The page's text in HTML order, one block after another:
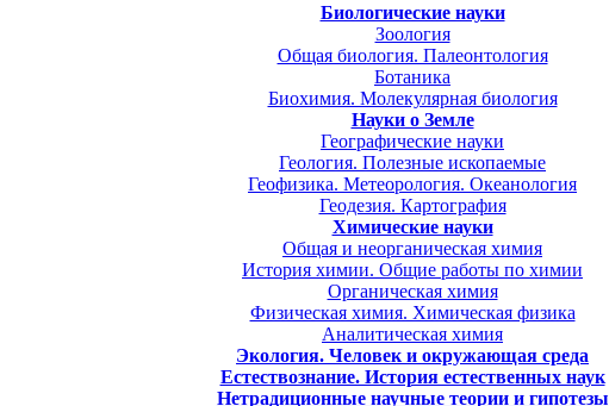
Биологические науки
Зоология
Общая биология. Палеонтология
Ботаника
Биохимия. Молекулярная биология
Науки о Земле
Географические науки
Геология. Полезные ископаемые
Геофизика. Метеорология. Океанология
Геодезия. Картография
Химические науки
Общая и неорганическая химия
История химии. Общие работы по химии
Органическая химия
Физическая химия. Химическая физика
Аналитическая химия
Экология. Человек и окружающая среда
Естествознание. История естественных наук
Нетрадиционные научные теории и гипотезы